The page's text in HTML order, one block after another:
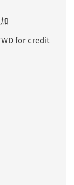
for credit